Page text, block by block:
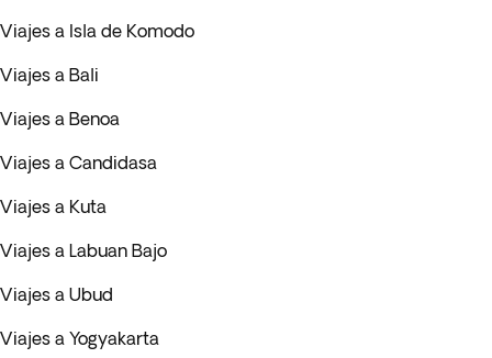
Viajes a Isla de Komodo
Viajes a Bali
Viajes a Benoa
Viajes a Candidasa
Viajes a Kuta
Viajes a Labuan Bajo
Viajes a Ubud
Viajes a Yogyakarta